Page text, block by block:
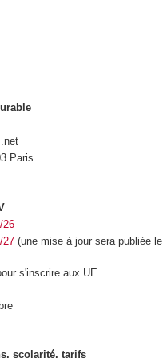
Paris
26
27 (une mise à jour sera publiée
s'inscrire aux UE
scolarité, tarifs